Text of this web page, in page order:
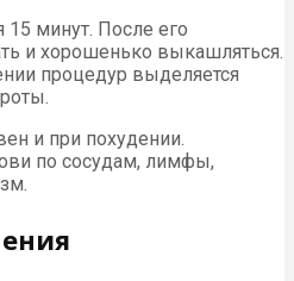
минут. После его
и хорошенько выкашляться.
процедур выделяется
и при похудении.
по сосудам, лимфы,